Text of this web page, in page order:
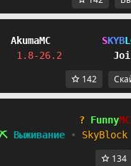
AkumaMC SKYBL
1.8-26.2
142
? FunnyMC
⛏ Выживание • SkyBl ock
134